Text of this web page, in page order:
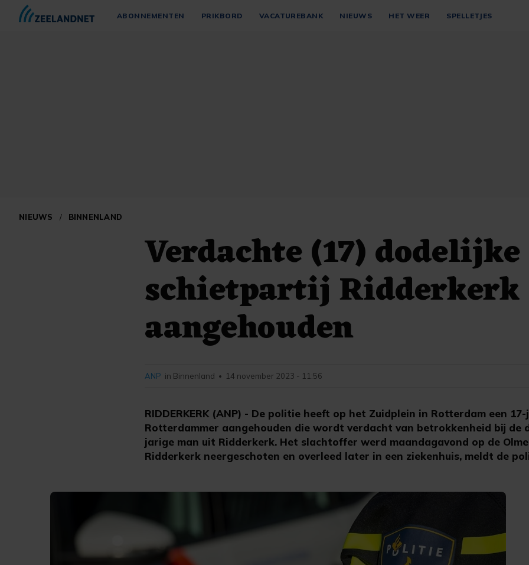
ABONNEMENTEN PRIKBORD VACATUREBANK NIEUWS HET WEER SPELLETJES
NIEUWS / BINNENLAND
Verdachte (17) dodelijke
schietpartij Ridderkerk
aangehouden
RIDDERKERK (ANP) - De politie heeft op het Zuidplein in Rotterdam een
Rotterdammer aangehouden die wordt verdacht van betrokkenheid bij de
jarige man uit Ridderkerk. Het slachtoffer werd maandagavond op de
Ridderkerk neergeschoten en overleed later in een ziekenhuis, meldt de
ANP in Binnenland • 14 november 2023 - 11:56